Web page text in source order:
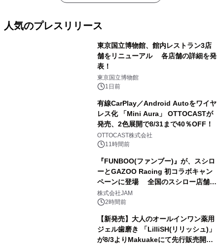
人気のプレスリリース
東京国立博物館、館内レストラン3店
舗をリニューアル 各店舗の詳細を発
表！
東京国立博物館
1日前
有線CarPlay／Android Autoをワイヤ
レス化 「Mini Aura」 OTTOCASTが
発売、2色展開で8/31まで40％OFF！
OTTOCAST株式会社
11時間前
『FUNBOO(ファンブー)』が、スシロ
ーとGAZOO Racing 初コラボキャン
ペーンに登場 全国のスシロー店舗で
GR 4車種の FUNBOO(ミニカー)付き
メニューが展開されます
株式会社JAM
2時間前
【新発売】大人のオールインワン薬用
ジェル歯磨き 「LilliSH(リリッシュ)」
が8/3よりMakuakeにて先行販売開